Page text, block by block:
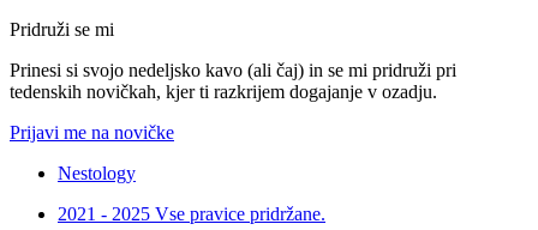
Pridruži se mi
Prinesi si svojo nedeljsko kavo (ali čaj) in se mi pridruži pri
tedenskih novičkah, kjer ti razkrijem dogajanje v ozadju.
Prijavi me na novičke
Nestology
2021 - 2025 Vse pravice pridržane.